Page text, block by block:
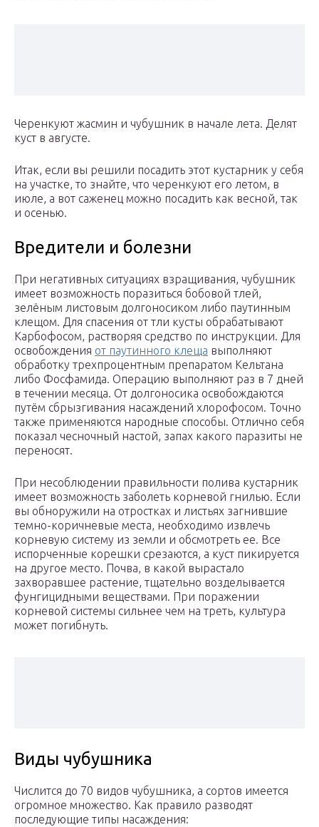
Черенкуют жасмин и чубушник в начале лета. Делят
куст в августе.
Итак, если вы решили посадить этот кустарник у себя
на участке, то знайте, что черенкуют его летом, в
июле, а вот саженец можно посадить как весной, так
и осенью.
Вредители и болезни
При негативных ситуациях взращивания, чубушник
имеет возможность поразиться бобовой тлей,
зелёным листовым долгоносиком либо паутинным
клещом. Для спасения от тли кусты обрабатывают
Карбофосом, растворяя средство по инструкции. Для
освобождения от паутинного клеща выполняют
обработку трехпроцентным препаратом Кельтана
либо Фосфамида. Операцию выполняют раз в 7 дней
в течении месяца. От долгоносика освобождаются
путём сбрызгивания насаждений хлорофосом. Точно
также применяются народные способы. Отлично себя
показал чесночный настой, запах какого паразиты не
переносят.
При несоблюдении правильности полива кустарник
имеет возможность заболеть корневой гнилью. Если
вы обноружили на отростках и листьях загнившие
темно-коричневые места, необходимо извлечь
корневую систему из земли и обсмотреть ее. Все
испорченные корешки срезаются, а куст пикируется
на другое место. Почва, в какой вырастало
захворавшее растение, тщательно возделывается
фунгицидными веществами. При поражении
корневой системы сильнее чем на треть, культура
может погибнуть.
Виды чубушника
Числится до 70 видов чубушника, а сортов имеется
огромное множество. Как правило разводят
последующие типы насаждения: